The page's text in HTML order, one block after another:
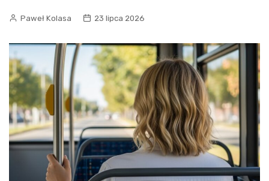
Paweł Kolasa 23 lipca 2026